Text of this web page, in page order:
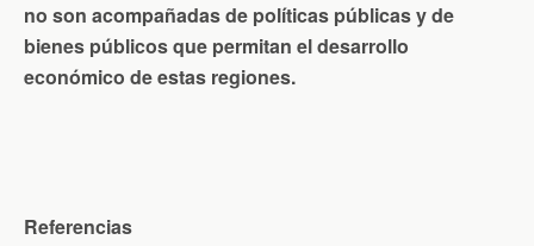
no son acompañadas de políticas públicas y de
bienes públicos que permitan el desarrollo
económico de estas regiones.
Referencias